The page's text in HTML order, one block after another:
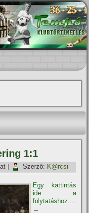
1:1
Szerző: K@rcsi
Egy kattintás
ide a
folytatáshoz....
→